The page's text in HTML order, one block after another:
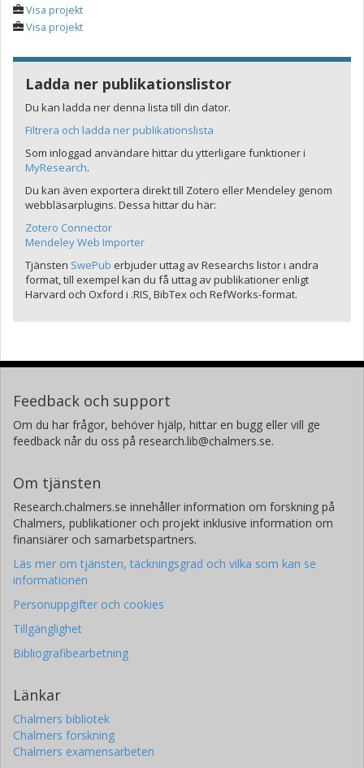
Visa projekt
Visa projekt
Ladda ner publikationslistor
Du kan ladda ner denna lista till din dator.
Filtrera och ladda ner publikationslista
Som inloggad användare hittar du ytterligare funktioner i
MyResearch.
Du kan även exportera direkt till Zotero eller Mendeley genom
webbläsarplugins. Dessa hittar du här:
Zotero Connector
Mendeley Web Importer
Tjänsten SwePub erbjuder uttag av Researchs listor i andra
format, till exempel kan du få uttag av publikationer enligt
Harvard och Oxford i .RIS, BibTex och RefWorks-format.
Feedback och support
Om du har frågor, behöver hjälp, hittar en bugg eller vill ge
feedback når du oss på research.lib@chalmers.se.
Om tjänsten
Research.chalmers.se innehåller information om forskning på
Chalmers, publikationer och projekt inklusive information om
finansiärer och samarbetspartners.
Läs mer om tjänsten, täckningsgrad och vilka som kan se
informationen
Personuppgifter och cookies
Tillgänglighet
Bibliografibearbetning
Länkar
Chalmers bibliotek
Chalmers forskning
Chalmers examensarbeten